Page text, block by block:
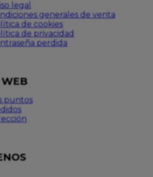
legal
generales de venta
de cookies
de privacidad
perdida
puntos